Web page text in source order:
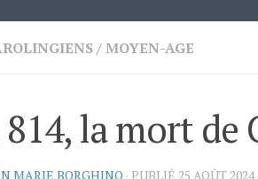
/MOYEN-AGE
la mort de
MARIE BORGHINO · PUBLIÉ 25 AOÛT 2024